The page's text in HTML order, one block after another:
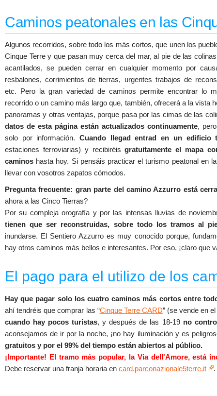
Caminos peatonales en las
Algunos recorridos, sobre todo los más cortos, que unen los
Cinque Terre y que pasan muy cerca del mar, al pie de las
acantilados, se pueden cerrar en cualquier momento por
resbalones, corrimientos de tierras, urgentes trabajos de
etc. Pero la gran variedad de caminos permite encontrar lo
recorrido o un camino más largo que, también, ofrecerá a la vista
panoramas y otras ventajas, porque pasa por las cimas de las
datos de esta página están actualizados continuamente,
solo por información.Cuando llegad entrad en un edificio
estaciones ferroviarias) y recibiréisgratuitamente el mapa
caminos hasta hoy. Si pensáis practicar el turismo peatonal en
llevar con vosotros zapatos cómodos.
Pregunta frecuente: gran parte del camino Azzurro está
ahora a las Cinco Tierras?
Por su compleja orografía y por las intensas lluvias de
tienen que ser reconstruidas, sobre todo los tramos al
inundarse. El Sentiero Azzurro es muy conocido porque,
hay otros caminos más bellos e interesantes. Por eso, ¡claro que
El pago para el utilizo de los
Hay que pagar solo los cuatro caminos más cortos entre
ahí tendréis que comprar las “Cinque Terre CARD” (se vende en
cuando hay pocos turistas, y después de las 18-19 no
aconsejamos de ir por la noche, ¡no hay iluminación y es
gratuitos y por el 99% del tiempo están abiertos al público.
¡Importante! El tramo más popular, la Via dell'Amore, está
Debe reservar una franja horaria en card.parconazionale5terre.it .